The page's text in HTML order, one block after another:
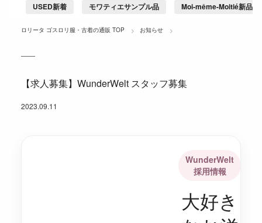
止
る
USED新着 モワティエサンプル品 Moi-même-Moitié新品
ロリータ ゴスロリ服・古着の通販 TOP お知らせ
【求人募集】WunderWelt スタッフ募集
2023.09.11
WunderWelt
採用情報
大好き